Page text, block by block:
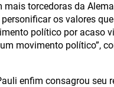
torcedoras da
os valores
político por acaso
movimento político”,
enfim consagrou seu